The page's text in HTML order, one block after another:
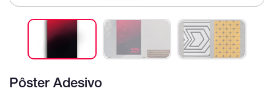
Pôster Adesivo